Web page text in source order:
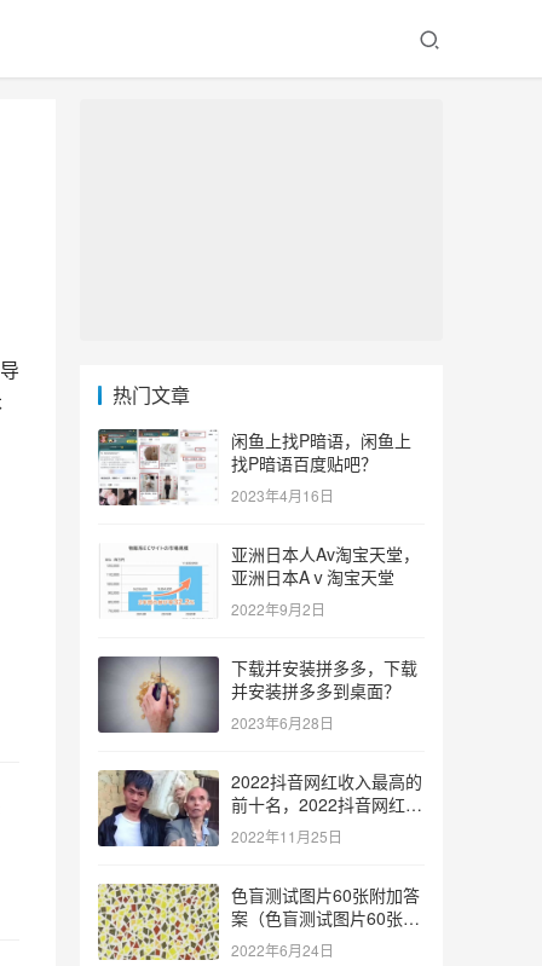
热门文章
闲鱼上找P暗语，闲鱼上
找P暗语百度贴吧？
2023年4月16日
亚洲日本人Av淘宝天堂，
亚洲日本Aⅴ淘宝天堂
2022年9月2日
下载并安装拼多多，下载
并安装拼多多到桌面？
2023年6月28日
2022抖音网红收入最高的
前十名，2022抖音网红收
入最高的前十名有哪些？
2022年11月25日
色盲测试图片60张附加答
案（色盲测试图片60张复
杂）
2022年6月24日